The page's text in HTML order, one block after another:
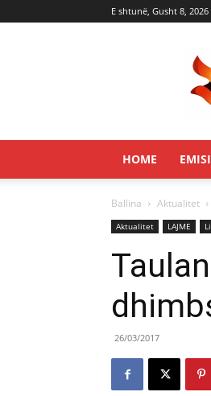
E shtunë, Gusht 8, 2026
HOME
Ballina Aktualitet
Aktualitet LAJME
26/03/2017